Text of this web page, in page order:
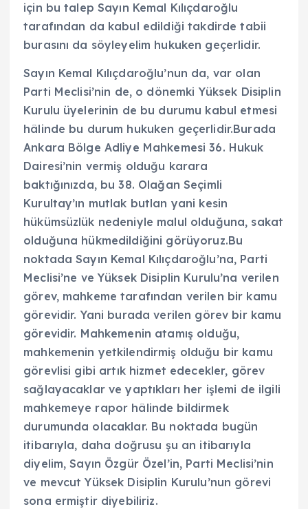
için bu talep Sayın Kemal Kılıçdaroğlu
tarafından da kabul edildiği takdirde tabii
burasını da söyleyelim hukuken geçerlidir.
Sayın Kemal Kılıçdaroğlu’nun da, var olan
Parti Meclisi’nin de, o dönemki Yüksek Disiplin
Kurulu üyelerinin de bu durumu kabul etmesi
hâlinde bu durum hukuken geçerlidir.Burada
Ankara Bölge Adliye Mahkemesi 36. Hukuk
Dairesi’nin vermiş olduğu karara
baktığınızda, bu 38. Olağan Seçimli
Kurultay’ın mutlak butlan yani kesin
hükümsüzlük nedeniyle malul olduğuna, sakat
olduğuna hükmedildiğini görüyoruz.Bu
noktada Sayın Kemal Kılıçdaroğlu’na, Parti
Meclisi’ne ve Yüksek Disiplin Kurulu’na verilen
görev, mahkeme tarafından verilen bir kamu
görevidir. Yani burada verilen görev bir kamu
görevidir. Mahkemenin atamış olduğu,
mahkemenin yetkilendirmiş olduğu bir kamu
görevlisi gibi artık hizmet edecekler, görev
sağlayacaklar ve yaptıkları her işlemi de ilgili
mahkemeye rapor hâlinde bildirmek
durumunda olacaklar. Bu noktada bugün
itibarıyla, daha doğrusu şu an itibarıyla
diyelim, Sayın Özgür Özel’in, Parti Meclisi’nin
ve mevcut Yüksek Disiplin Kurulu’nun görevi
sona ermiştir diyebiliriz.